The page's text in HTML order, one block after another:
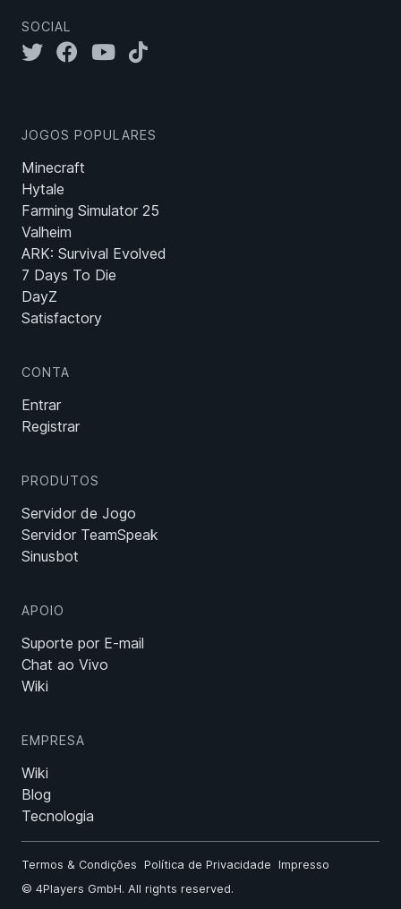
SOCIAL
JOGOS POPULARES
Minecraft
Hytale
Farming Simulator 25
Valheim
ARK: Survival Evolved
7 Days To Die
DayZ
Satisfactory
CONTA
Entrar
Registrar
PRODUTOS
Servidor de Jogo
Servidor TeamSpeak
Sinusbot
APOIO
Suporte por E-mail
Chat ao Vivo
Wiki
EMPRESA
Wiki
Blog
Tecnologia
© 4Players GmbH. All rights reserved.
Termos & Condições Política de Privacidade Impresso